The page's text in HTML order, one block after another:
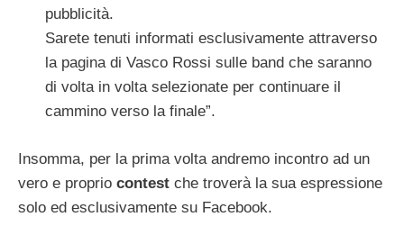
pubblicità.
Sarete tenuti informati esclusivamente attraverso
la pagina di Vasco Rossi sulle band che saranno
di volta in volta selezionate per continuare il
cammino verso la finale”.
Insomma, per la prima volta andremo incontro ad un
vero e proprio contest che troverà la sua espressione
solo ed esclusivamente su Facebook.